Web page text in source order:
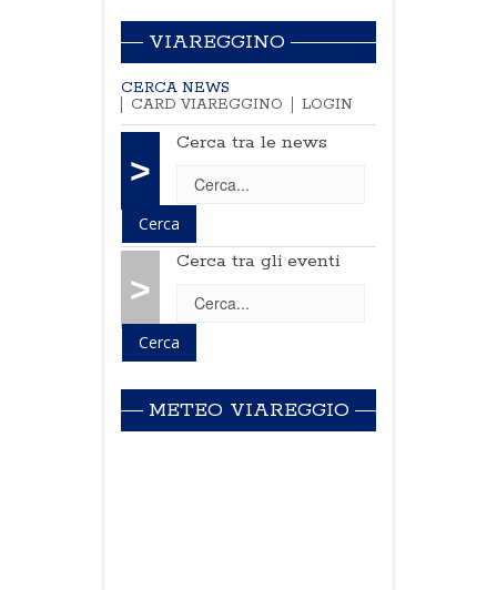
VIAREGGINO
CERCA NEWS
CARD VIAREGGINO
LOGIN
>
Cerca tra le news
>
Cerca tra gli eventi
METEO VIAREGGIO